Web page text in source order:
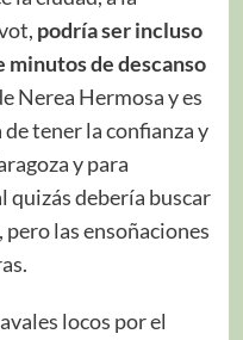
podría ser incluso
minutos de descanso
Nerea Hermosa y es
tener la confianza y
y para
debería buscar
las ensoñaciones
locos por el